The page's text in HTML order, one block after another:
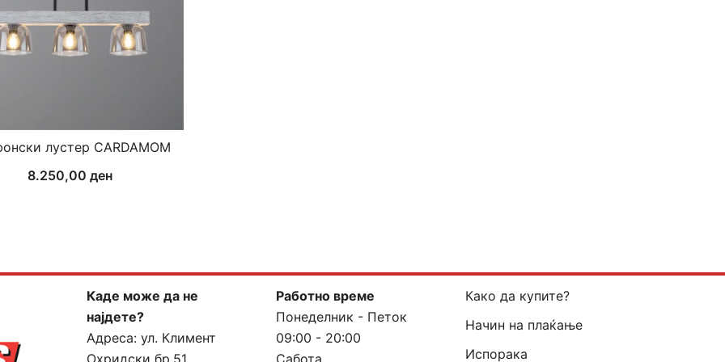
лустер CARDAMOM
8.250,00ден
Каде може да не
најдете?
Адреса: ул. Климент
Охридски бр.51,
Работно време
Понеделник - Петок
09:00 - 20:00
Сабота
Како да купите?
Начин на плаќање
Испорака